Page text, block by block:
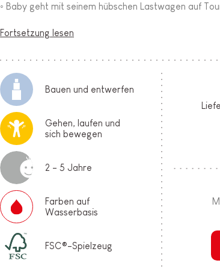
◦ Baby geht mit seinem hübschen Lastwagen auf
Fortsetzung lesen
Bauen und entwerfen
Gehen, laufen und
sich bewegen
2 - 5 Jahre
Farben auf
Wasserbasis
FSC®-Spielzeug